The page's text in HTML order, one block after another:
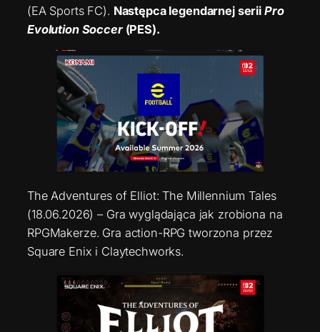
(EA Sports FC). Następca legendarnej serii Pro
Evolution Soccer(PES).
The Adventures of Elliot: The Millennium Tales
(18.06.2026) – Gra wyglądająca jak zrobiona na
RPGMakerze. Gra action-RPG tworzona przez
Square Enix i Claytechworks.